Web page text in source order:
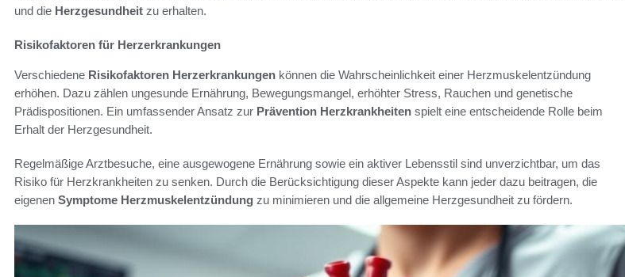
und die Herzgesundheit zu erhalten.
Risikofaktoren für Herzerkrankungen
Verschiedene Risikofaktoren Herzerkrankungen können die Wahrscheinlichkeit einer Herzmuskelentzündung
erhöhen. Dazu zählen ungesunde Ernährung, Bewegungsmangel, erhöhter Stress, Rauchen und genetische
Prädispositionen. Ein umfassender Ansatz zur Prävention Herzkrankheiten spielt eine entscheidende Rolle beim
Erhalt der Herzgesundheit.
Regelmäßige Arztbesuche, eine ausgewogene Ernährung sowie ein aktiver Lebensstil sind unverzichtbar, um das
Risiko für Herzkrankheiten zu senken. Durch die Berücksichtigung dieser Aspekte kann jeder dazu beitragen, die
eigenen Symptome Herzmuskelentzündung zu minimieren und die allgemeine Herzgesundheit zu fördern.